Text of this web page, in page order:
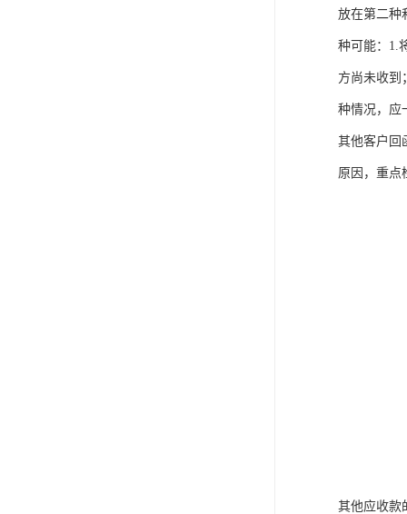
放在第二种
种可能：1.
方尚未收到
种情况，应
其他客户回
原因，重点
其他应收款